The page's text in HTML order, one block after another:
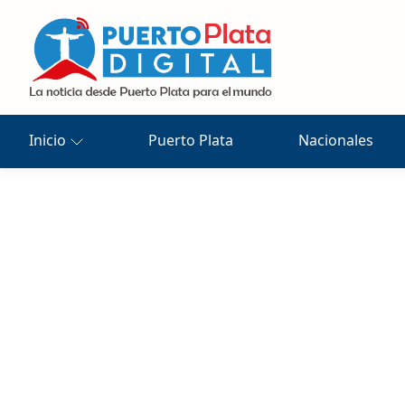
Inicio Puerto Plata Nacionales